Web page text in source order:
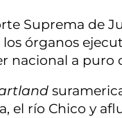
Suprema de
órganos
nacional a puro
el río Chico y